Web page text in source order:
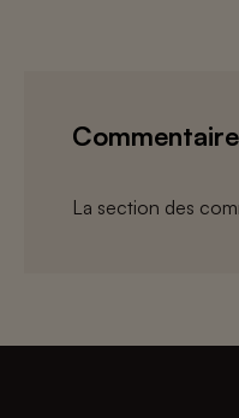
La section des